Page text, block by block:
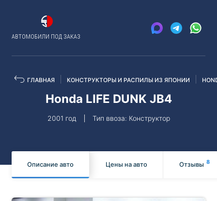
АВТОМОБИЛИ ПОД ЗАКАЗ
ГЛАВНАЯ КОНСТРУКТОРЫ И РАСПИЛЫ ИЗ ЯПОНИИ
Honda LIFE DUNK JB4
2001 год Тип ввоза: Конструктор
Описание авто Цены на авто Отзывы 8